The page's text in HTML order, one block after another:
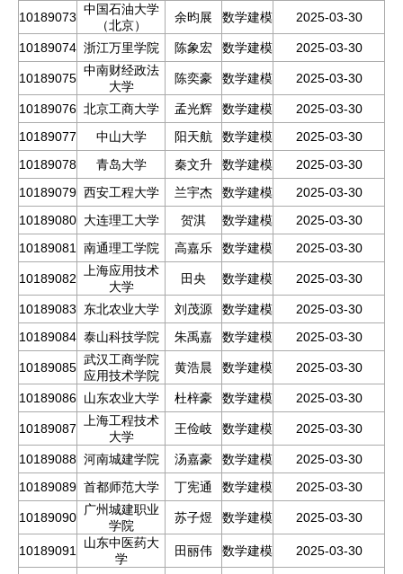
10189073
中国石油大学
（北京）
余昀展 数学建模 2025-03-30
10189074 浙江万里学院 陈象宏 数学建模 2025-03-30
10189075
中南财经政法
大学
陈奕豪 数学建模 2025-03-30
10189076 北京工商大学 孟光辉 数学建模
2025-03-30
10189077
中山大学 阳天航 数学建模
2025-03-30
10189078
青岛大学 秦文升 数学建模
2025-03-30
10189079 西安工程大学 兰宇杰 数学建模
2025-03-30
10189080 大连理工大学 贺淇 数学建模
2025-03-30
10189081
南通理工学院 高嘉乐 数学建模 2025-03-30
10189082
上海应用技术
大学
田央 数学建模 2025-03-30
10189083 东北农业大学 刘茂源 数学建模
2025-03-30
10189084 泰山科技学院 朱禹嘉 数学建模 2025-03-30
10189085
武汉工商学院
应用技术学院
黄浩晨 数学建模 2025-03-30
10189086 山东农业大学 杜梓豪 数学建模 2025-03-30
10189087
上海工程技术
大学
王俭岐 数学建模 2025-03-30
10189088 河南城建学院 汤嘉豪 数学建模
2025-03-30
10189089 首都师范大学 丁宪通 数学建模 2025-03-30
10189090
广州城建职业
学院
苏子煜 数学建模 2025-03-30
10189091
山东中医药大
学
田丽伟 数学建模 2025-03-30